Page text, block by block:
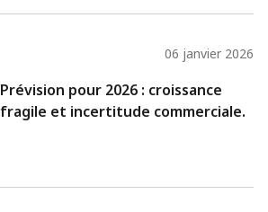
06 janvier 2026
Prévision pour 2026 : croissance
fragile et incertitude commerciale.